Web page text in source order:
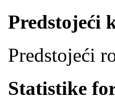
Predstojeći
Predstojeći
Statistike